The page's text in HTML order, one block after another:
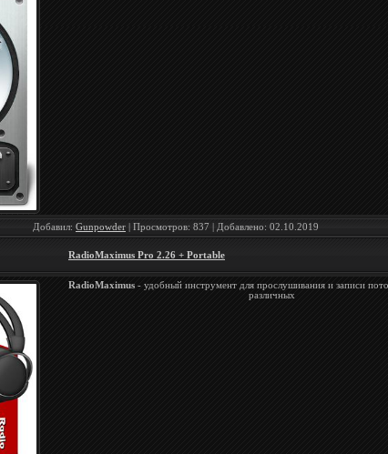
Добавил: Gunpowder | Просмотров: 837 | Добавлено: 02.10.2019
RadioMaximus Pro 2.26 + Portable
RadioMaximus - удобный инструмент для прослушивания и записи
различных